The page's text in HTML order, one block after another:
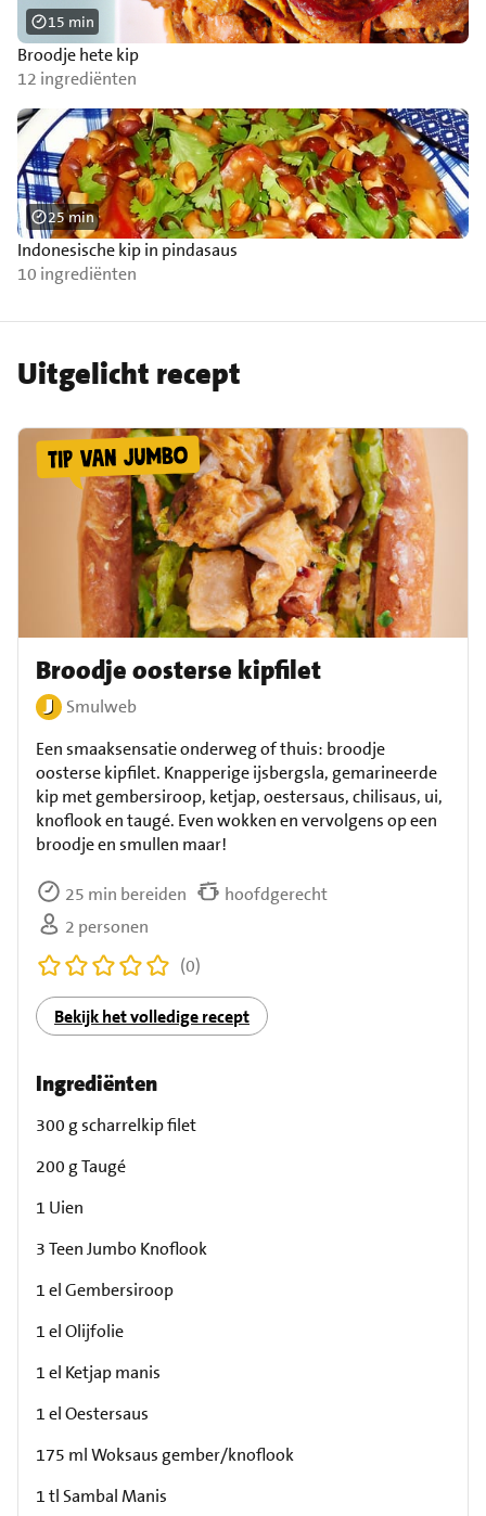
Broodje hete kip
12 ingrediënten
15 min
Indonesische kip in pindasaus
10 ingrediënten
25 min
Uitgelicht recept
Broodje oosterse kipfilet
Smulweb
Een smaaksensatie onderweg of thuis: broodje
oosterse kipfilet. Knapperige ijsbergsla, gemarineerde
kip met gembersiroop, ketjap, oestersaus, chilisaus, ui,
knoflook en taugé. Even wokken en vervolgens op een
broodje en smullen maar!
25 min bereiden
hoofdgerecht
2 personen
(0)
Bekijk het volledige recept
Ingrediënten
300 g scharrelkip filet
200 g Taugé
1 Uien
3 Teen Jumbo Knoflook
1 el Gembersiroop
1 el Olijfolie
1 el Ketjap manis
1 el Oestersaus
175 ml Woksaus gember/knoflook
1 tl Sambal Manis